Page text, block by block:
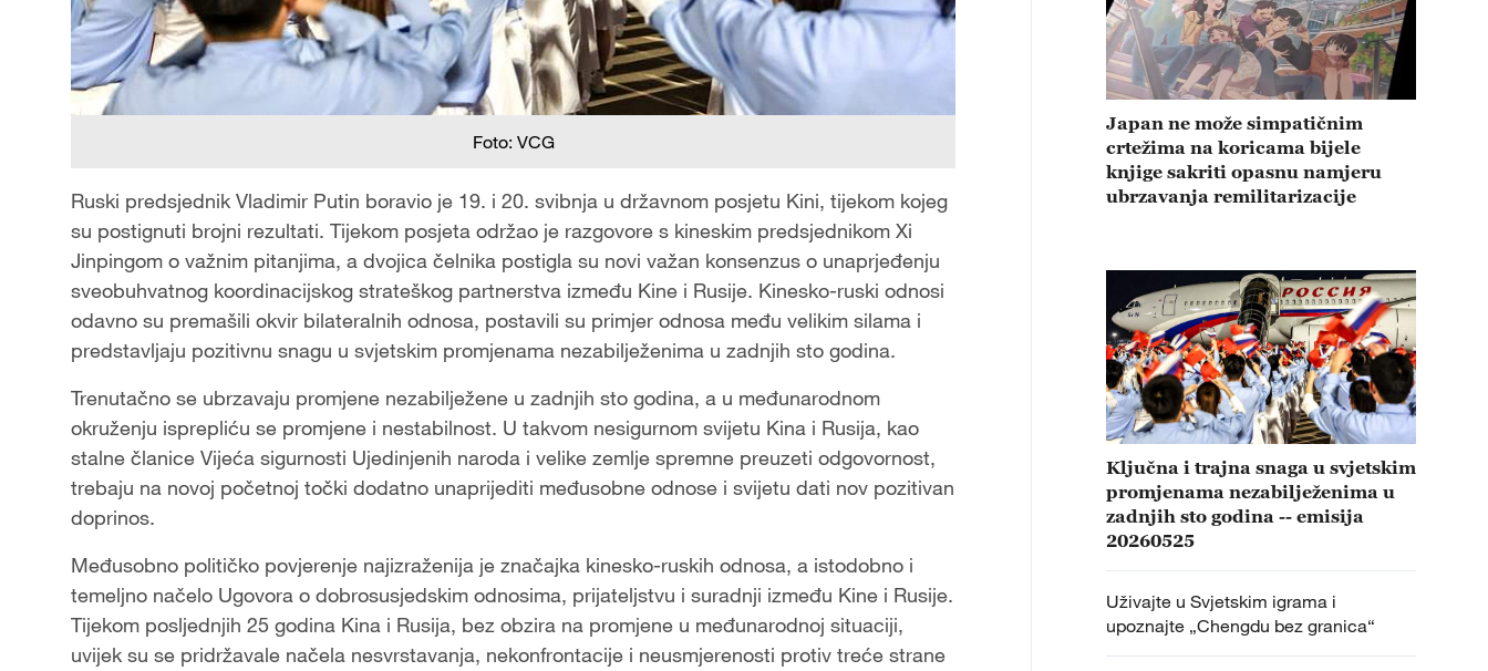
Foto: VCG
Ruski predsjednik Vladimir Putin boravio je 19. i 20. svibnja u državnom posjetu Kini, tijekom kojeg
su postignuti brojni rezultati. Tijekom posjeta održao je razgovore s kineskim predsjednikom Xi
Jinpingom o važnim pitanjima, a dvojica čelnika postigla su novi važan konsenzus o unaprjeđenju
sveobuhvatnog koordinacijskog strateškog partnerstva između Kine i Rusije. Kinesko-ruski odnosi
odavno su premašili okvir bilateralnih odnosa, postavili su primjer odnosa među velikim silama i
predstavljaju pozitivnu snagu u svjetskim promjenama nezabilježenima u zadnjih sto godina.
Trenutačno se ubrzavaju promjene nezabilježene u zadnjih sto godina, a u međunarodnom
okruženju isprepliću se promjene i nestabilnost. U takvom nesigurnom svijetu Kina i Rusija, kao
stalne članice Vijeća sigurnosti Ujedinjenih naroda i velike zemlje spremne preuzeti odgovornost,
trebaju na novoj početnoj točki dodatno unaprijediti međusobne odnose i svijetu dati nov pozitivan
doprinos.
Međusobno političko povjerenje najizraženija je značajka kinesko-ruskih odnosa, a istodobno i
temeljno načelo Ugovora o dobrosusjedskim odnosima, prijateljstvu i suradnji između Kine i Rusije.
Tijekom posljednjih 25 godina Kina i Rusija, bez obzira na promjene u međunarodnoj situaciji,
uvijek su se pridržavale načela nesvrstavanja, nekonfrontacije i neusmjerenosti protiv treće strane
Japan ne može simpatičnim
crtežima na koricama bijele
knjige sakriti opasnu namjeru
ubrzavanja remilitarizacije
Ključna i trajna snaga u svjetskim
promjenama nezabilježenima u
zadnjih sto godina -- emisija
20260525
Uživajte u Svjetskim igrama i
upoznajte „Chengdu bez granica“